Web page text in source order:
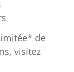
de
visitez